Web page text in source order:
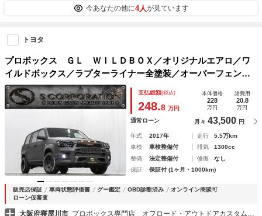
今あなたの他に4人が見ています
トヨタ
プロボックス ＧＬ ＷＩＬＤＢＯＸ／オリジナルエアロ／ワ
イルドボックス／ラプターライナー全塗装／オーバーフェンダ
ー／深リムラプターホイール／オフロードカスタム／オリジナ
ルヘッド／鉄筋風ヘッドライト・テールライトガード
支払総額(税込)
248.8 万円
本体価格
228
万円
諸費用
20.8
万円
通常ローン 月々 43,500 円
年式 2017年 走行
5.5万km
車検
車検整備付 排気
1300cc
整備
法定整備付 修復
なし
保証
保証付 (1ヶ月・1000km)
販売店保証 車両状態評価書 グー鑑定 OBD診断済み
オンライン商談可
ローン仮審査
大阪府寝屋川市 プロボックス専門店 オフロード・アウトドアカスタム専門店 ＪＵ適正販売店 株式会社エスコーポレーション